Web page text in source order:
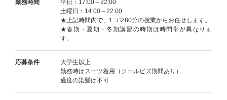
勤務時間
平日：17:00～22:00
土曜日：14:00～22:00
★上記時間内で、1コマ80分の授業からお任せします。
★春期・夏期・冬期講習の時期は時間帯が異なりま
す。
応募条件
大学生以上
勤務時はスーツ着用（クールビズ期間あり）
過度の染髪は不可